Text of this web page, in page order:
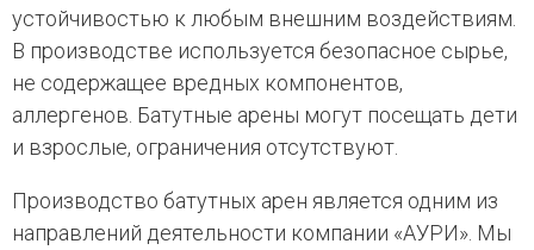
устойчивостью к любым внешним воздействиям.
В производстве используется безопасное сырье,
не содержащее вредных компонентов,
аллергенов. Батутные арены могут посещать дети
и взрослые, ограничения отсутствуют.
Производство батутных арен является одним из
направлений деятельности компании «АУРИ». Мы